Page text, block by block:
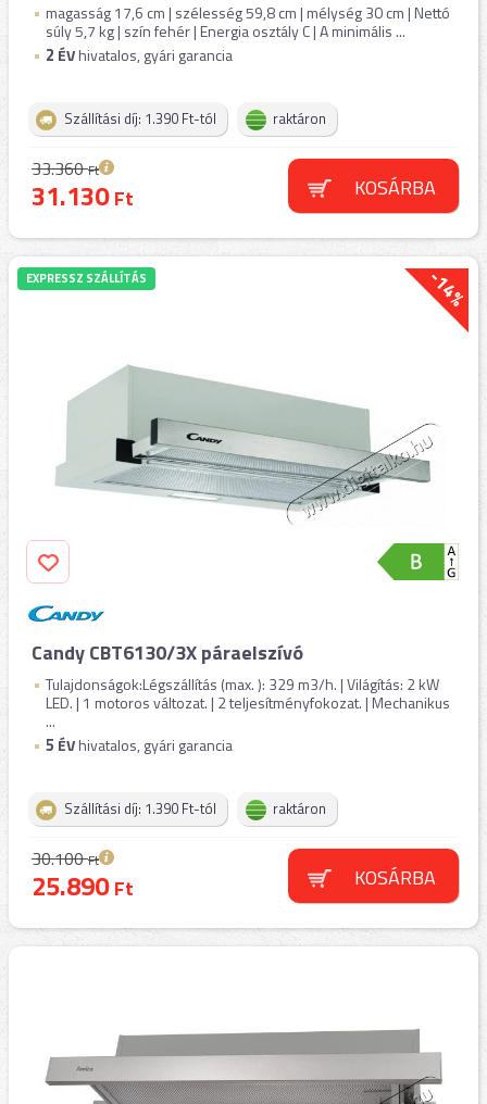
magasság 17,6 cm | szélesség 59,8 cm | mélység 30 cm | Nettó
súly 5,7 kg | szín fehér | Energia osztály C | A minimális ...
2 ÉVhivatalos, gyári garancia
Szállítási díj: 1.390 Ft-tól raktáron
33.360Ft
31.130Ft KOSÁRBA
-14%
EXPRESSZ SZÁLLÍTÁS
Candy CBT6130/3X páraelszívó
Tulajdonságok:Légszállítás (max. ): 329 m3/h. | Világítás: 2 kW
LED. | 1 motoros változat. | 2 teljesítményfokozat. | Mechanikus
...
5 ÉVhivatalos, gyári garancia
Szállítási díj: 1.390 Ft-tól raktáron
30.100Ft
25.890Ft KOSÁRBA